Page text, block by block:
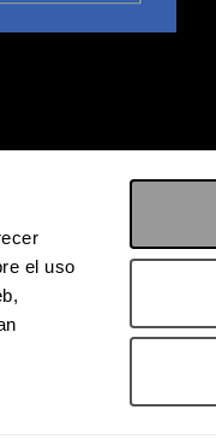
el uso